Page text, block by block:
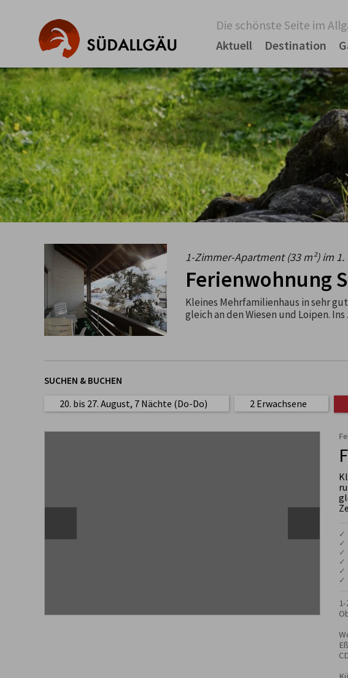
Die schönste Seite im
Aktuell
Destination
1-Zimmer-Apartment (33 m²) im
Ferienwohnung
Kleines Mehrfamilienhaus in sehr
gleich an den Wiesen und Loipen.
SUCHEN & BUCHEN
20. bis 27. August, 7 Nächte (Do-Do) 2 Erwachsene
✓
✓
✓
✓
✓
✓